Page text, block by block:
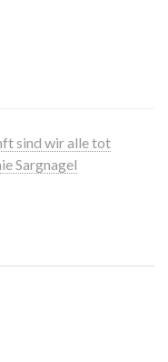
sind wir alle tot
Sargnagel